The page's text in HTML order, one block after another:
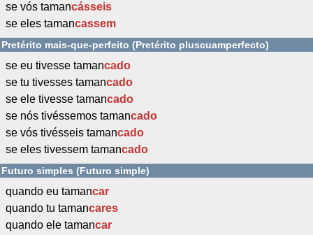
se vós tamancásseis
se eles tamancassem
Pretérito mais-que-perfeito (Pretérito pluscuamperfecto)
se eu tivesse tamancado
se tu tivesses tamancado
se ele tivesse tamancado
se nós tivéssemos tamancado
se vós tivésseis tamancado
se eles tivessem tamancado
Futuro simples (Futuro simple)
quando eu tamancar
quando tu tamancares
quando ele tamancar